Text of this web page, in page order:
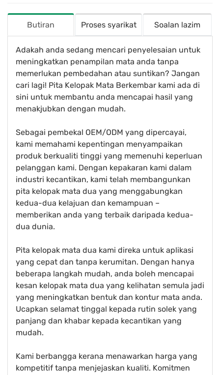
Butiran Proses syarikat Soalan lazim
Adakah anda sedang mencari penyelesaian untuk
meningkatkan penampilan mata anda tanpa
memerlukan pembedahan atau suntikan? Jangan
cari lagi! Pita Kelopak Mata Berkembar kami ada di
sini untuk membantu anda mencapai hasil yang
menakjubkan dengan mudah.
Sebagai pembekal OEM/ODM yang dipercayai,
kami memahami kepentingan menyampaikan
produk berkualiti tinggi yang memenuhi keperluan
pelanggan kami. Dengan kepakaran kami dalam
industri kecantikan, kami telah membangunkan
pita kelopak mata dua yang menggabungkan
kedua-dua kelajuan dan kemampuan –
memberikan anda yang terbaik daripada kedua-
dua dunia.
Pita kelopak mata dua kami direka untuk aplikasi
yang cepat dan tanpa kerumitan. Dengan hanya
beberapa langkah mudah, anda boleh mencapai
kesan kelopak mata dua yang kelihatan semula jadi
yang meningkatkan bentuk dan kontur mata anda.
Ucapkan selamat tinggal kepada rutin solek yang
panjang dan khabar kepada kecantikan yang
mudah.
Kami berbangga kerana menawarkan harga yang
kompetitif tanpa menjejaskan kualiti. Komitmen